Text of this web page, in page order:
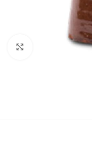
Clique para ampliar